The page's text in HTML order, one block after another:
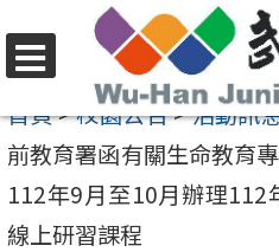
至
要
內
容
選
單
首頁>校園公告>活動訊
前教育署函有關生命教育
112年9月至10月辦理112
線上研習課程